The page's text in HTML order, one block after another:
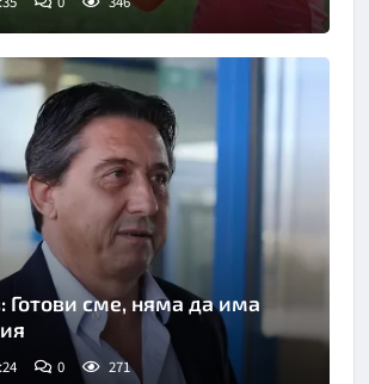
Готови сме, няма да има
0 271